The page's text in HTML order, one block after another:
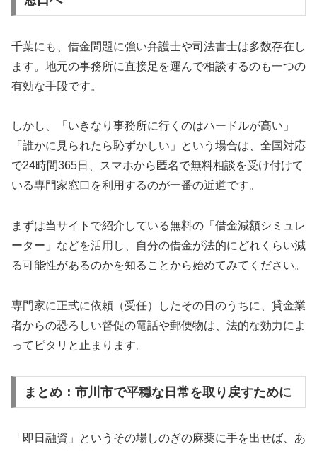
千葉にも、借金問題に強い弁護士や司法書士は多数存在し
ます。地元の事務所に直接足を運んで相談するのも一つの
有効な手段です。
しかし、「いきなり事務所に行くのはハードルが高い」
「誰かに見られたら恥ずかしい」という場合は、全国対応
で24時間365日、スマホから匿名で無料相談を受け付けて
いる専門家窓口を利用するのが一番の近道です。
まずは当サイトで紹介している無料の「借金減額シミュレ
ーター」などを活用し、自分の借金が法的にどれくらい減
る可能性があるのかを知ることから始めてみてください。
専門家に正式に依頼（受任）したその日のうちに、貸金業
者からの恐ろしい督促の電話や郵便物は、法的な効力によ
ってピタリと止まります。
まとめ：市川市で平穏な日常を取り戻すために
「即日融資」というその場しのぎの麻薬に手を出せば、あ